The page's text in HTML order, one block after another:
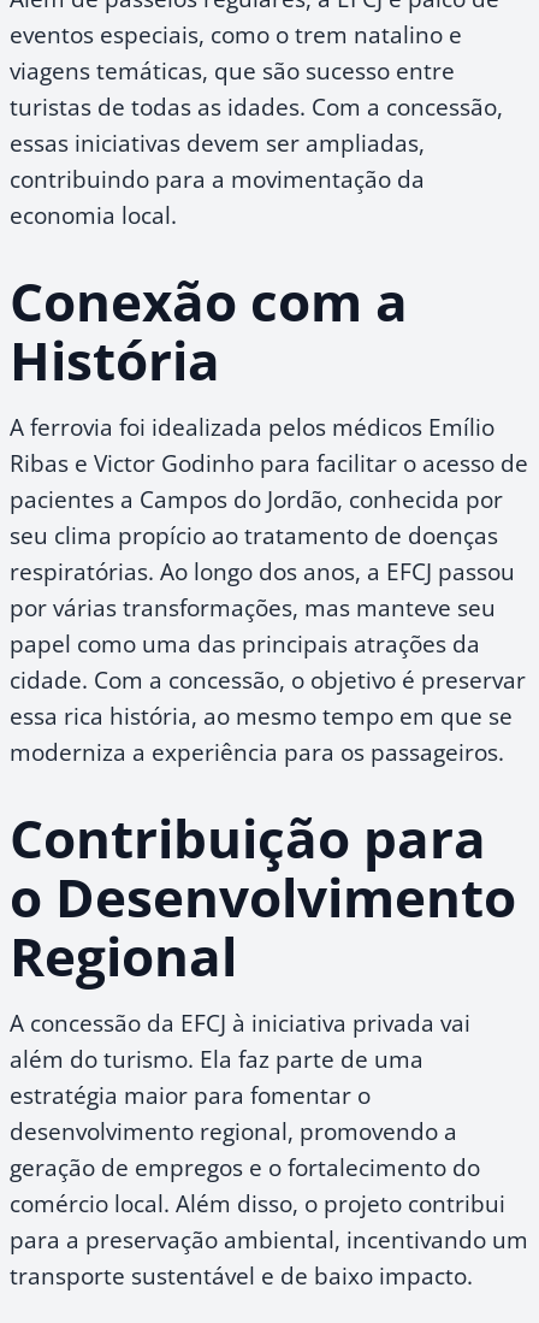
eventos especiais, como o trem natalino e
viagens temáticas, que são sucesso entre
turistas de todas as idades. Com a concessão,
essas iniciativas devem ser ampliadas,
contribuindo para a movimentação da
economia local.
Conexão com a
História
A ferrovia foi idealizada pelos médicos Emílio
Ribas e Victor Godinho para facilitar o acesso de
pacientes a Campos do Jordão, conhecida por
seu clima propício ao tratamento de doenças
respiratórias. Ao longo dos anos, a EFCJ passou
por várias transformações, mas manteve seu
papel como uma das principais atrações da
cidade. Com a concessão, o objetivo é preservar
essa rica história, ao mesmo tempo em que se
moderniza a experiência para os passageiros.
Contribuição para
o Desenvolvimento
Regional
A concessão da EFCJ à iniciativa privada vai
além do turismo. Ela faz parte de uma
estratégia maior para fomentar o
desenvolvimento regional, promovendo a
geração de empregos e o fortalecimento do
comércio local. Além disso, o projeto contribui
para a preservação ambiental, incentivando um
transporte sustentável e de baixo impacto.